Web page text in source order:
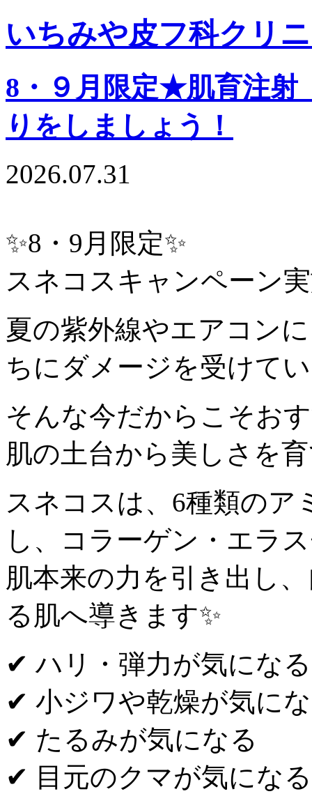
いちみや皮フ科クリ
8・９月限定★肌育注射
りをしましょう！
2026.07.31
✨8・9月限定✨
スネコスキャンペーン
夏の紫外線やエアコン
ちにダメージを受けて
そんな今だからこそお
肌の土台から美しさを
スネコスは、6種類のア
し、コラーゲン・エラ
肌本来の力を引き出し
る肌へ導きます✨
✔ ハリ・弾力が気になる
✔ 小ジワや乾燥が気に
✔ たるみが気になる
✔ 目元のクマが気になる